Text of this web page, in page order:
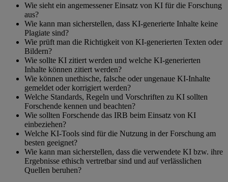
Wie sieht ein angemessener Einsatz von KI für die Forschung
aus?
Wie kann man sicherstellen, dass KI-generierte Inhalte keine
Plagiate sind?
Wie prüft man die Richtigkeit von KI-generierten Texten oder
Bildern?
Wie sollte KI zitiert werden und welche KI-generierten
Inhalte können zitiert werden?
Wie können unethische, falsche oder ungenaue KI-Inhalte
gemeldet oder korrigiert werden?
Welche Standards, Regeln und Vorschriften zu KI sollten
Forschende kennen und beachten?
Wie sollten Forschende das IRB beim Einsatz von KI
einbeziehen?
Welche KI-Tools sind für die Nutzung in der Forschung am
besten geeignet?
Wie kann man sicherstellen, dass die verwendete KI bzw. ihre
Ergebnisse ethisch vertretbar sind und auf verlässlichen
Quellen beruhen?